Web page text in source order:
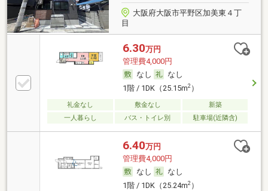
大阪府大阪市平野区加美東４丁
目
6.30万円
管理費4,000円
なし
なし
1階 / 1DK（25.15m2）
礼金なし 敷金なし
新築
一人暮らし
バス・トイレ別 駐車場(近隣含)
6.40万円
管理費4,000円
なし
なし
1階 / 1DK（25.24m2）